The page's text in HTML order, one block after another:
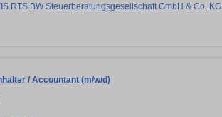
RTS BW Steuerberatungsgesellschaft GmbH & Co. KG
/ Accountant (m/w/d)